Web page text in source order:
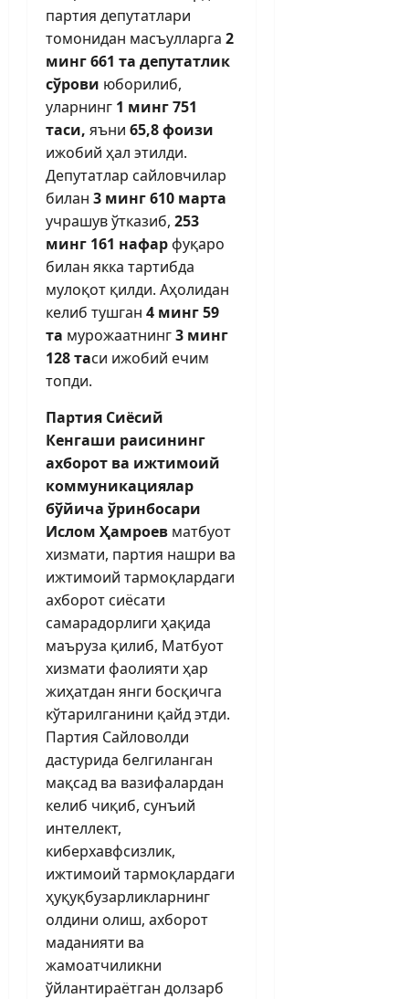
партия депутатлари
томонидан масъулларга 2
минг 661 та депутатлик
сўрови юборилиб,
уларнинг 1 минг 751
таси, яъни 65,8 фоизи
ижобий ҳал этилди.
Депутатлар сайловчилар
билан 3 минг 610 марта
учрашув ўтказиб, 253
минг 161 нафарфуқаро
билан якка тартибда
мулоқот қилди. Аҳолидан
келиб тушган 4 минг 59
та мурожаатнинг3 минг
128 таси ижобий ечим
топди.
Партия Сиёсий
Кенгаши раисининг
ахборот ва ижтимоий
коммуникациялар
бўйича ўринбосари
Ислом Ҳамроев матбуот
хизмати, партия нашри ва
ижтимоий тармоқлардаги
ахборот сиёсати
самарадорлиги ҳақида
маъруза қилиб, Матбуот
хизмати фаолияти ҳар
жиҳатдан янги босқичга
кўтарилганини қайд этди.
Партия Сайловолди
дастурида белгиланган
мақсад ва вазифалардан
келиб чиқиб, cунъий
интеллект,
киберхавфсизлик,
ижтимоий тармоқлардаги
ҳуқуқбузарликларнинг
олдини олиш, ахборот
маданияти ва
жамоатчиликни
ўйлантираётган долзарб